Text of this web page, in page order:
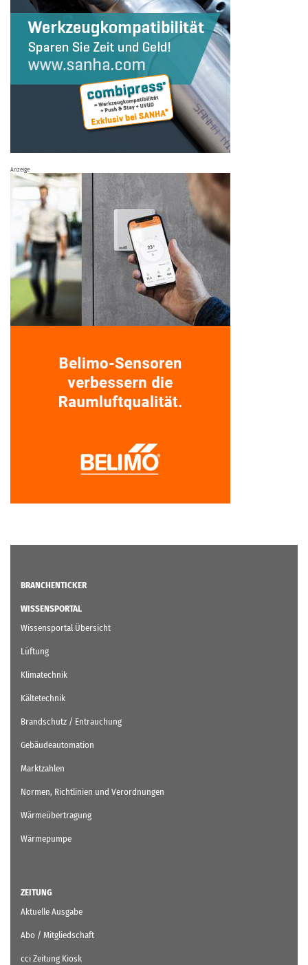
Anzeige
BRANCHENTICKER
WISSENSPORTAL
Wissensportal Übersicht
Lüftung
Klimatechnik
Kältetechnik
Brandschutz / Entrauchung
Gebäudeautomation
Marktzahlen
Normen, Richtlinien und Verordnungen
Wärmeübertragung
Wärmepumpe
ZEITUNG
Aktuelle Ausgabe
Abo / Mitgliedschaft
cci Zeitung Kiosk